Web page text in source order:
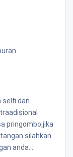
selfi dan
pringombo,jika
silahkan
anda....